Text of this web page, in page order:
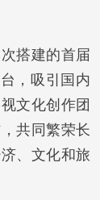
搭建的首届
，吸引国内
文化创作团
共同繁荣长
、文化和旅